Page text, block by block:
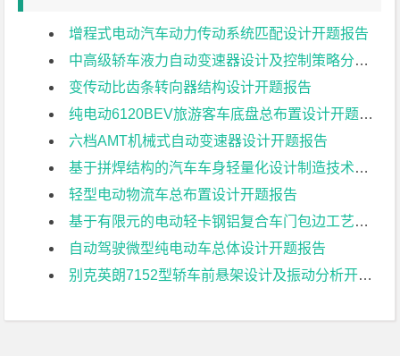
增程式电动汽车动力传动系统匹配设计开题报告
中高级轿车液力自动变速器设计及控制策略分析开题报告
变传动比齿条转向器结构设计开题报告
纯电动6120BEV旅游客车底盘总布置设计开题报告
六档AMT机械式自动变速器设计开题报告
基于拼焊结构的汽车车身轻量化设计制造技术开题报告
轻型电动物流车总布置设计开题报告
基于有限元的电动轻卡钢铝复合车门包边工艺研究开题报告
自动驾驶微型纯电动车总体设计开题报告
别克英朗7152型轿车前悬架设计及振动分析开题报告